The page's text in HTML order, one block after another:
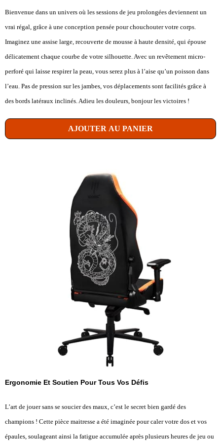
Bienvenue dans un univers où les sessions de jeu prolongées deviennent un
vrai régal, grâce à une conception pensée pour chouchouter votre corps.
Imaginez une assise large, recouverte de mousse à haute densité, qui épouse
délicatement chaque courbe de votre silhouette. Avec un revêtement micro-
perforé qui laisse respirer la peau, vous serez plus à l’aise qu’un poisson dans
l’eau. Pas de pression sur les jambes, vos déplacements sont facilités grâce à
des bords latéraux inclinés. Adieu les douleurs, bonjour les victoires !
AJOUTER AU PANIER
Ergonomie Et Soutien Pour Tous Vos Défis
L’art de jouer sans se soucier des maux, c’est le secret bien gardé des
champions ! Cette pièce maitresse a été imaginée pour caler votre dos et vos
épaules, soulageant ainsi la fatigue accumulée après plusieurs heures de jeu ou